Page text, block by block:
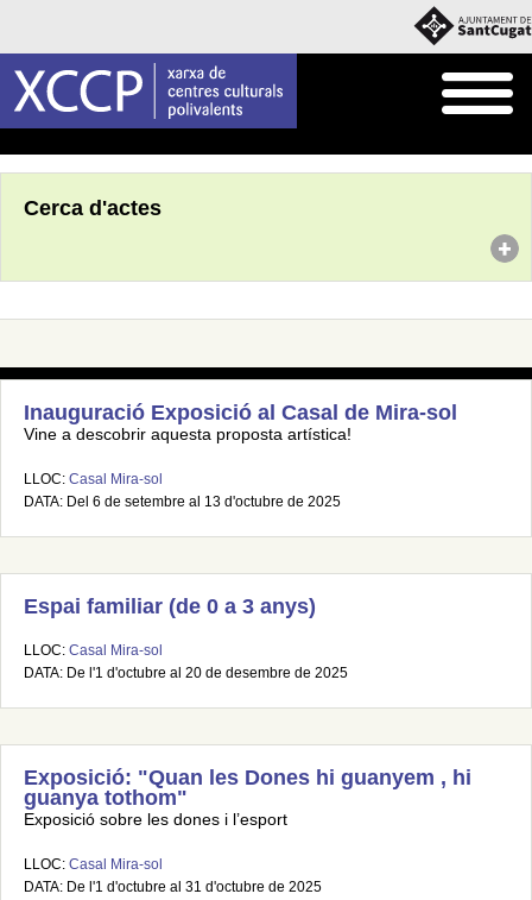
Cerca d'actes
Inauguració Exposició al Casal de Mira-sol
Vine a descobrir aquesta proposta artística!
LLOC: Casal Mira-sol
DATA: Del 6 de setembre al 13 d'octubre de 2025
Espai familiar (de 0 a 3 anys)
LLOC: Casal Mira-sol
DATA: De l'1 d'octubre al 20 de desembre de 2025
Exposició: "Quan les Dones hi guanyem , hi
guanya tothom"
Exposició sobre les dones i l’esport
LLOC: Casal Mira-sol
DATA: De l'1 d'octubre al 31 d'octubre de 2025